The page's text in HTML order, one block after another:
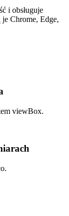
i obsługuje
Chrome, Edge,
viewBox.